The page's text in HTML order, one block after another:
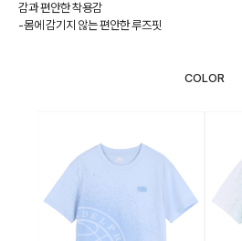
감과 편안한 착용감
-몸에 감기지 않는 편안한 루즈핏
COLOR